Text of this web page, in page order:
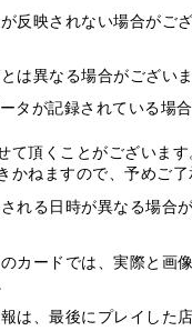
反映されない場合がご
は異なる場合がござい
タが記録されている場
て頂くことがございま
かねますので、予めご
れる日時が異なる場合
カードでは、実際と画
は、最後にプレイした